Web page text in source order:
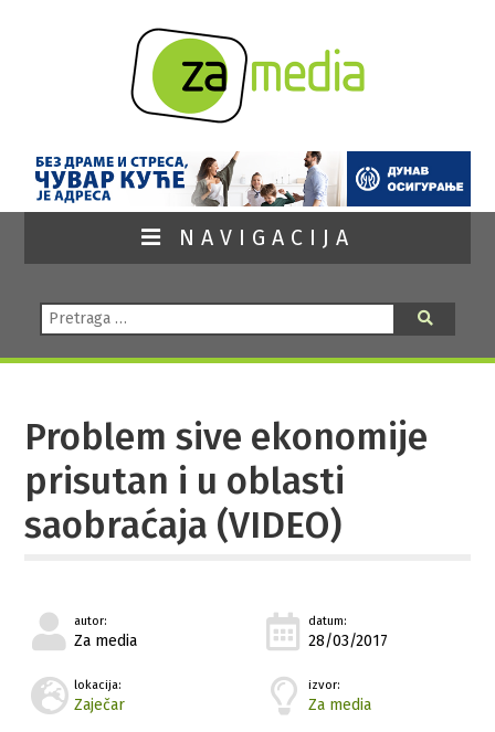
NAVIGACIJA
Pretraga:
Problem sive ekonomije
prisutan i u oblasti
saobraćaja (VIDEO)
autor:
Za media
datum:
28/03/2017
lokacija:
Zaječar
izvor:
Za media